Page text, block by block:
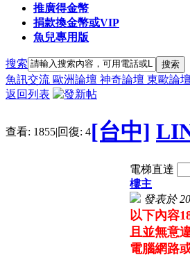
推廣得金幣
捐款換金幣或VIP
魚兒專用版
搜索 搜索
魚訊交流 歐洲論壇 神奇論壇 東歐論
返回列表
查看: 1855|回復: 4[台中]
電梯直達
樓主
發表於
以下內容
且並無意
電腦網路